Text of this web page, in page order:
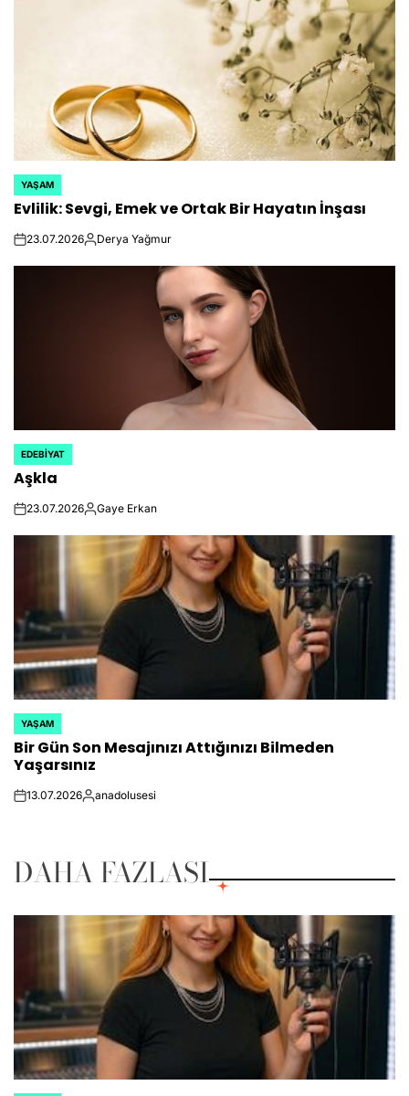
POSTED
IN
YAŞAM
Evlilik: Sevgi, Emek ve Ortak Bir Hayatın İnşası
on23.07.2026Posted
Derya Yağmur
POSTED
IN
EDEBIYAT
Aşkla
on23.07.2026Posted
Gaye Erkan
POSTED
IN
YAŞAM
Bir Gün Son Mesajınızı Attığınızı Bilmeden
Yaşarsınız
on13.07.2026Posted
anadolusesi
DAHA FAZLASI